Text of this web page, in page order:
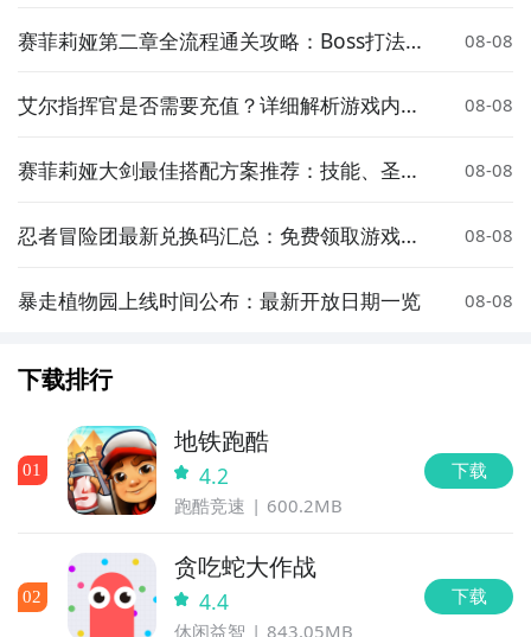
赛菲莉娅第二章全流程通关攻略：Boss打法、
08-08
艾尔指挥官是否需要充值？详细解析游戏内购
08-08
赛菲莉娅大剑最佳搭配方案推荐：技能、圣遗
08-08
忍者冒险团最新兑换码汇总：免费领取游戏道
08-08
暴走植物园上线时间公布：最新开放日期一览 08-08
下载排行
01
地铁跑酷
4.2
跑酷竞速 600.2MB
下载
02
贪吃蛇大作战
4.4
休闲益智 843.05MB
下载